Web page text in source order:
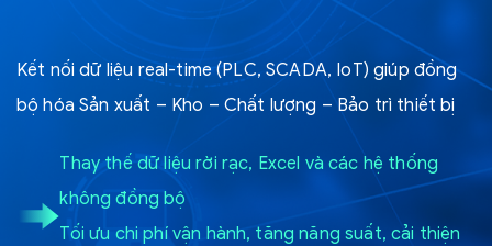
Kết nối dữ liệu real-time (PLC, SCADA, IoT) giúp đồng
bộ hóa Sản xuất – Kho – Chất lượng – Bảo trì thiết bị
Thay thế dữ liệu rời rạc, Excel và các hệ thống
không đồng bộ
Tối ưu chi phí vận hành, tăng năng suất, cải thiện